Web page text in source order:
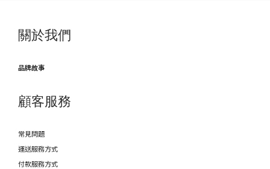
關於我們
品牌故事
顧客服務
常見問題
運送服務方式
付款服務方式